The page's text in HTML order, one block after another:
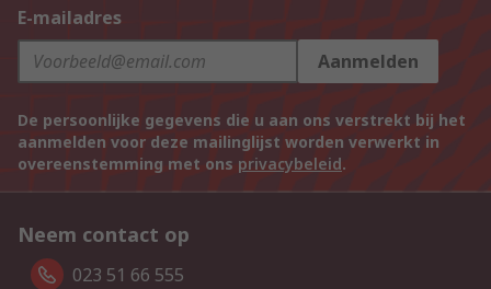
E-mailadres
Aanmelden
De persoonlijke gegevens die u aan ons verstrekt bij het
aanmelden voor deze mailinglijst worden verwerkt in
overeenstemming met ons privacybeleid.
Neem contact op
023 51 66 555